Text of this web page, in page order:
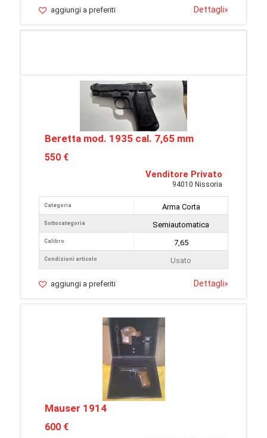
aggiungi a preferiti Dettagli»
Beretta mod. 1935 cal. 7,65 mm
550 €
Venditore Privato
94010 Nissoria
Categoria
Sottocategoria
Calibro
Condizioni articolo
Arma Corta
Semiautomatica
7,65
Usato
aggiungi a preferiti Dettagli»
Mauser 1914
600 €